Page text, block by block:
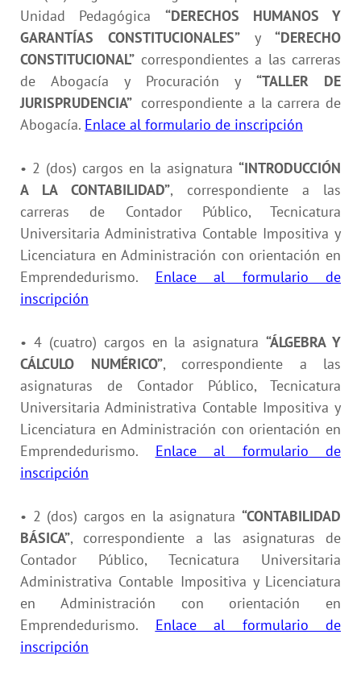
Unidad Pedagógica “DERECHOS HUMANOS Y
GARANTÍAS CONSTITUCIONALES” y “DERECHO
CONSTITUCIONAL” correspondientes a las carreras
de Abogacía y Procuración y “TALLER DE
JURISPRUDENCIA” correspondiente a la carrera de
Abogacía. Enlace al formulario de inscripción
• 2 (dos) cargos en la asignatura “INTRODUCCIÓN
A LA CONTABILIDAD”, correspondiente a las
carreras de Contador Público, Tecnicatura
Universitaria Administrativa Contable Impositiva y
Licenciatura en Administración con orientación en
Emprendedurismo. Enlace al formulario de
inscripción
• 4 (cuatro) cargos en la asignatura“ÁLGEBRA Y
CÁLCULO NUMÉRICO”, correspondiente a las
asignaturas de Contador Público, Tecnicatura
Universitaria Administrativa Contable Impositiva y
Licenciatura en Administración con orientación en
Emprendedurismo. Enlace al formulario de
inscripción
• 2 (dos) cargos en la asignatura “CONTABILIDAD
BÁSICA”, correspondiente a las asignaturas de
Contador Público, Tecnicatura Universitaria
Administrativa Contable Impositiva y Licenciatura
en Administración con orientación en
Emprendedurismo. Enlace al formulario de
inscripción